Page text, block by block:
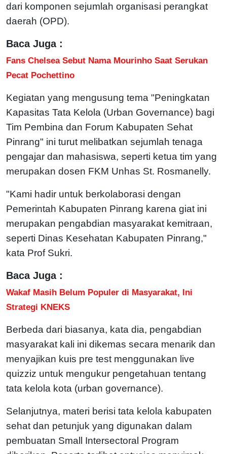
dari komponen sejumlah organisasi perangkat
daerah (OPD).
Baca Juga :
Fans Chelsea Sebut Nama Mourinho Saat Serukan
Pecat Pochettino
Kegiatan yang mengusung tema "Peningkatan
Kapasitas Tata Kelola (Urban Governance) bagi
Tim Pembina dan Forum Kabupaten Sehat
Pinrang" ini turut melibatkan sejumlah tenaga
pengajar dan mahasiswa, seperti ketua tim yang
merupakan dosen FKM Unhas St. Rosmanelly.
"Kami hadir untuk berkolaborasi dengan
Pemerintah Kabupaten Pinrang karena giat ini
merupakan pengabdian masyarakat kemitraan,
seperti Dinas Kesehatan Kabupaten Pinrang,"
kata Prof Sukri.
Baca Juga :
Wakaf Masih Belum Populer di Masyarakat, Ini
Strategi KNEKS
Berbeda dari biasanya, kata dia, pengabdian
masyarakat kali ini dikemas secara menarik dan
menyajikan kuis pre test menggunakan live
quizziz untuk mengukur pengetahuan tentang
tata kelola kota (urban governance).
Selanjutnya, materi berisi tata kelola kabupaten
sehat dan petunjuk yang digunakan dalam
pembuatan Small Intersectoral Program